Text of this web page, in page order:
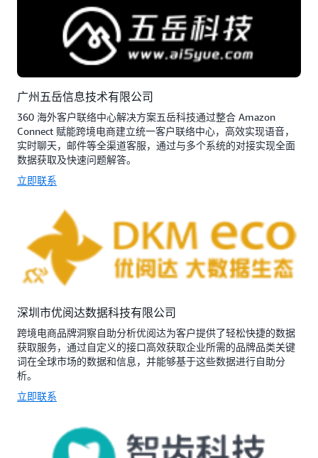
广州五岳信息技术有限公司
360 海外客户联络中心解决方案五岳科技通过整合 Amazon
Connect 赋能跨境电商建立统一客户联络中心，高效实现语音，
实时聊天，邮件等全渠道客服，通过与多个系统的对接实现全面
数据获取及快速问题解答。
立即联系
深圳市优阅达数据科技有限公司
跨境电商品牌洞察自助分析优阅达为客户提供了轻松快捷的数据
获取服务，通过自定义的接口高效获取企业所需的品牌品类关键
词在全球市场的数据和信息，并能够基于这些数据进行自助分
析。
立即联系